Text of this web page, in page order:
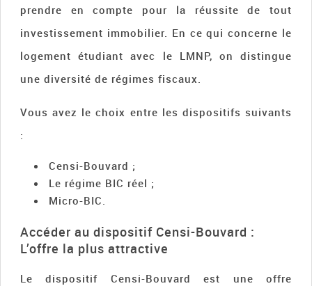
prendre en compte pour la réussite de tout
investissement immobilier. En ce qui concerne le
logement étudiant avec le LMNP, on distingue
une diversité de régimes fiscaux.
Vous avez le choix entre les dispositifs suivants
:
Censi-Bouvard ;
Le régime BIC réel ;
Micro-BIC.
Accéder au dispositif Censi-Bouvard :
L’offre la plus attractive
Le dispositif Censi-Bouvard est une offre